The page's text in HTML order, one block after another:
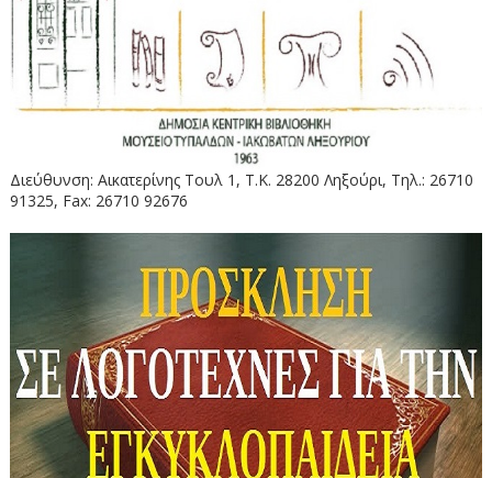
Διεύθυνση: Αικατερίνης Τουλ 1, Τ.Κ. 28200 Ληξούρι, Τηλ.: 26710
91325, Fax: 26710 92676